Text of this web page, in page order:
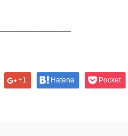
+1 Hatena Pocket